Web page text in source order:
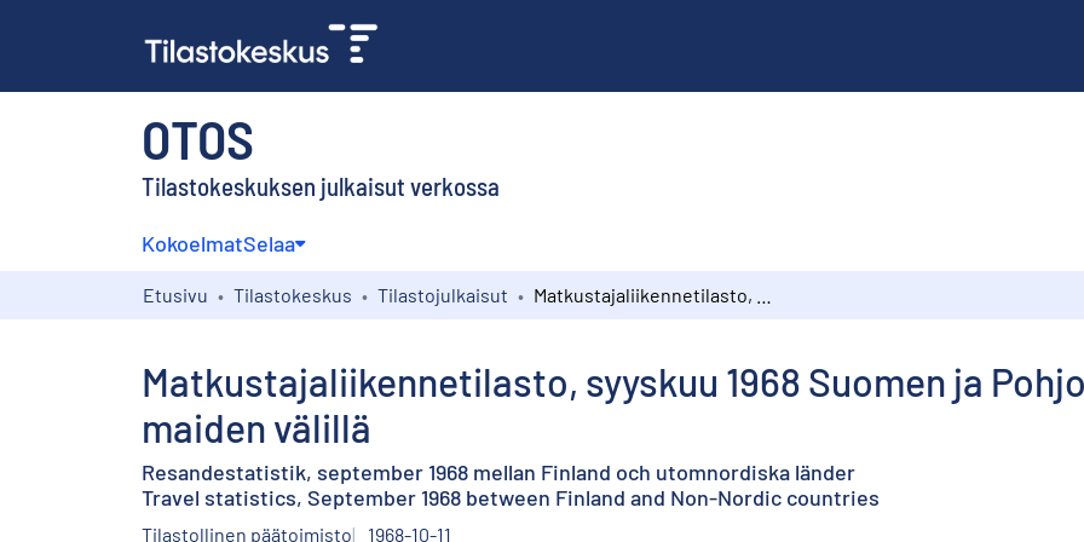
OTOS
Tilastokeskuksen julkaisut verkossa
KokoelmatSelaa
Etusivu Tilastokeskus Tilastojulkaisut
Matkustajaliikennetilasto, syyskuu 1968 Suomen ja
maiden välillä
Resandestatistik, september 1968 mellan Finland och utomnordiska länder
Travel statistics, September 1968 between Finland and Non-Nordic countries
Tilastollinen päätoimisto 1968-10-11